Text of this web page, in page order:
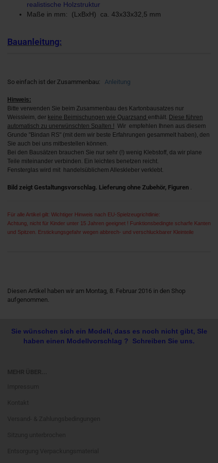
realistische Holzstruktur
Maße in mm: (LxBxH) ca. 43x33x32,5 mm
Bauanleitung:
So einfach ist der Zusammenbau: Anleitung
Hinweis:
Bitte verwenden Sie beim Zusammenbau des Kartonbausatzes nur
Weissleim, der keine Beimischungen wie Quarzsand enthält. Diese führen
automatisch zu unerwünschten Spalten ! Wir empfehlen Ihnen aus diesem
Grunde "Bindan RS" (mit dem wir beste Erfahrungen gesammelt haben), den
Sie auch bei uns mitbestellen können.
Bei den Bausätzen brauchen Sie nur sehr (!) wenig Klebstoff, da wir plane
Teile miteinander verbinden. Ein leichtes benetzen reicht.
Fensterglas wird mit handelsüblichem Alleskleber verklebt.
Bild zeigt Gestaltungsvorschlag. Lieferung ohne Zubehör, Figuren .
Für alle Artikel gilt: Wichtiger Hinweis nach EU-Spielzeugrichtlinie:
Achtung, nicht für Kinder unter 15 Jahren geeignet ! Funktionsbedingte scharfe Kanten
und Spitzen. Erstickungsgefahr wegen abbrech- und verschluckbarer Kleinteile
Diesen Artikel haben wir am Montag, 8. Februar 2016 in den Shop
aufgenommen.
Sie wünschen sich ein Modell, dass es noch nicht gibt, SIe
haben einen Modellvorschlag ? Schreiben Sie uns.